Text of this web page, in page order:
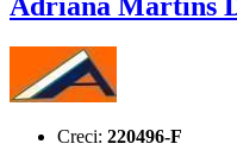
Adriana Martins
Creci: 220496-F